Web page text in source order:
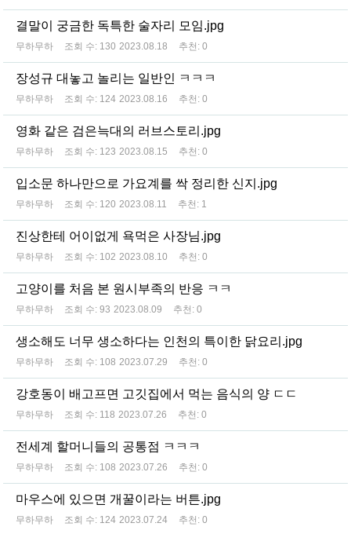
결말이 궁금한 독특한 술자리 모임.jpg
무하무하 조회 수: 130 2023.08.18 추천: 0
장성규 대놓고 놀리는 일반인 ㅋㅋㅋ
무하무하 조회 수: 124 2023.08.16 추천: 0
영화 같은 검은늑대의 러브스토리.jpg
무하무하 조회 수: 123 2023.08.15 추천: 0
입소문 하나만으로 가요계를 싹 정리한 신지.jpg
무하무하 조회 수: 120 2023.08.11 추천: 1
진상한테 어이없게 욕먹은 사장님.jpg
무하무하 조회 수: 102 2023.08.10 추천: 0
고양이를 처음 본 원시부족의 반응 ㅋㅋ
무하무하 조회 수: 93 2023.08.09 추천: 0
생소해도 너무 생소하다는 인천의 특이한 닭요리.jpg
무하무하 조회 수: 108 2023.07.29 추천: 0
강호동이 배고프면 고깃집에서 먹는 음식의 양 ㄷㄷ
무하무하 조회 수: 118 2023.07.26 추천: 0
전세계 할머니들의 공통점 ㅋㅋㅋ
무하무하 조회 수: 108 2023.07.26 추천: 0
마우스에 있으면 개꿀이라는 버튼.jpg
무하무하 조회 수: 124 2023.07.24 추천: 0